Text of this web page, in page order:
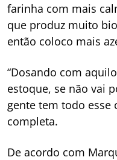
farinha com mais
que produz muito
então coloco mais
“Dosando com
estoque, se não vai
gente tem todo esse
completa.
De acordo com